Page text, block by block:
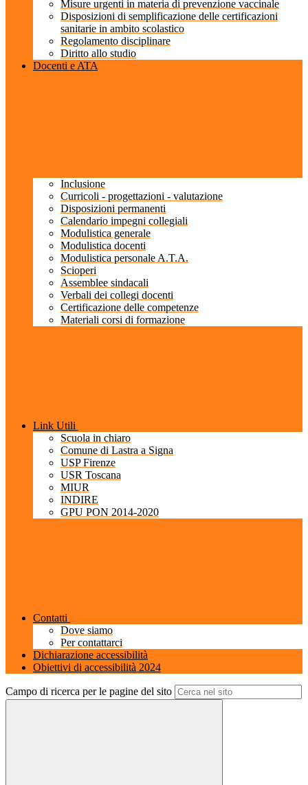
Misure urgenti in materia di prevenzione vaccinale
Disposizioni di semplificazione delle certificazioni
sanitarie in ambito scolastico
Regolamento disciplinare
Diritto allo studio
Docenti e ATA
Inclusione
Curricoli - progettazioni - valutazione
Disposizioni permanenti
Calendario impegni collegiali
Modulistica generale
Modulistica docenti
Modulistica personale A.T.A.
Scioperi
Assemblee sindacali
Verbali dei collegi docenti
Certificazione delle competenze
Materiali corsi di formazione
Link Utili
Scuola in chiaro
Comune di Lastra a Signa
USP Firenze
USR Toscana
MIUR
INDIRE
GPU PON 2014-2020
Contatti
Dove siamo
Per contattarci
Dichiarazione accessibilità
Obiettivi di accessibilità 2024
Campo di ricerca per le pagine del sito